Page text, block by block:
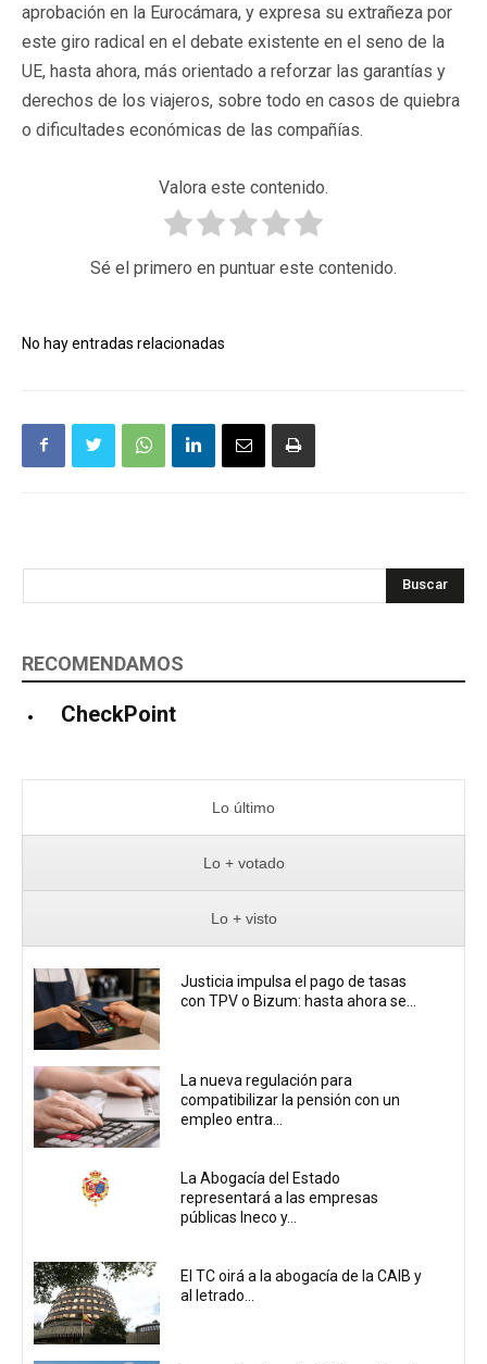
aprobación en la Eurocámara, y expresa su extrañeza por
este giro radical en el debate existente en el seno de la
UE, hasta ahora, más orientado a reforzar las garantías y
derechos de los viajeros, sobre todo en casos de quiebra
o dificultades económicas de las compañías.
Valora este contenido.
Sé el primero en puntuar este contenido.
No hay entradas relacionadas
Buscar
RECOMENDAMOS
CheckPoint
Lo último
Lo + votado
Lo + visto
Justicia impulsa el pago de tasas
con TPV o Bizum: hasta ahora se...
La nueva regulación para
compatibilizar la pensión con un
empleo entra...
La Abogacía del Estado
representará a las empresas
públicas Ineco y...
El TC oirá a la abogacía de la CAIB y
al letrado...